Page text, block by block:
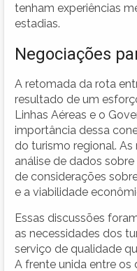
tenham experiências
estadias.
Negociações
A retomada da rota
resultado de um
Linhas Aéreas e o
importância dessa
do turismo regional.
análise de dados
de considerações
e a viabilidade
Essas discussões
as necessidades dos
serviço de qualidade
A frente unida entre